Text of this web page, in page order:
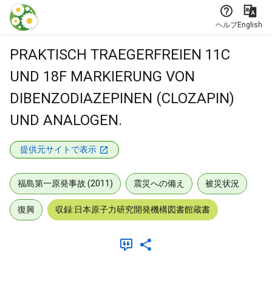
本文に飛ぶ
ヘルプEnglish
PRAKTISCH TRAEGERFREIEN 11C
UND 18F MARKIERUNG VON
DIBENZODIAZEPINEN (CLOZAPIN)
UND ANALOGEN.
提供元サイトで表示
福島第一原発事故 (2011) 震災への備え 被災状況
復興 収録:日本原子力研究開発機構図書館蔵書